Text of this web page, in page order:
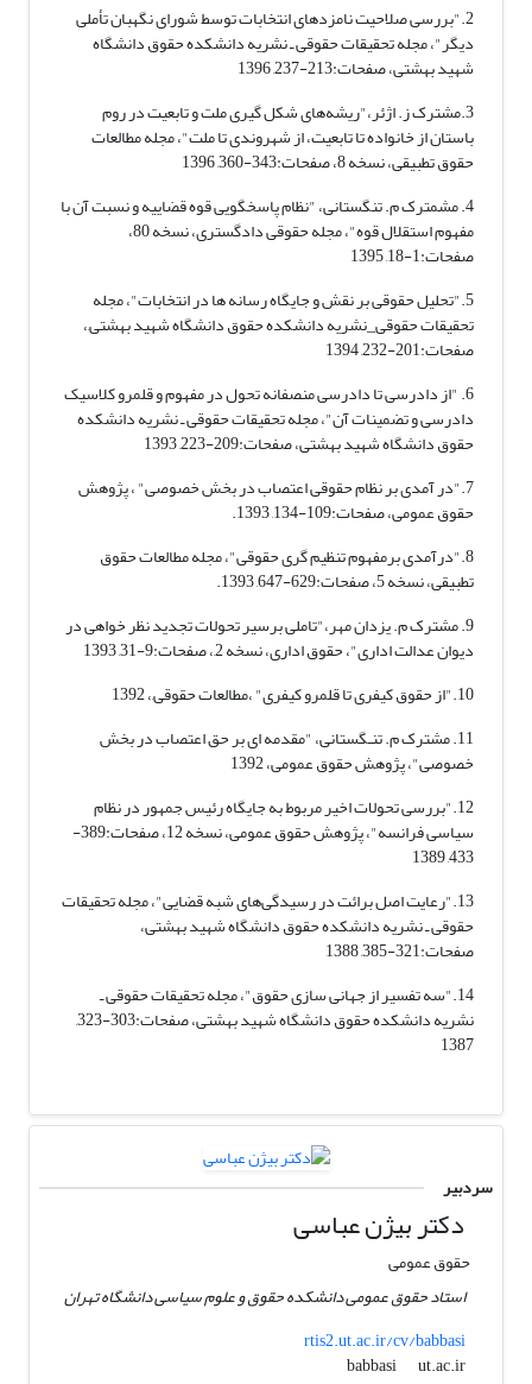
2."بررسی صلاحیت نامزدهای انتخابات توسط شورای نگهبان تأملی
دیگر"، مجله تحقیقات حقوقی ـ نشریه دانشکده حقوق دانشگاه
شهید بهشتی، صفحات:213-237, 1396
3.مشترک ز. اژئر،"ریشه‌های شکل گیری ملت و تابعیت در روم
باستان از خانواده تا تابعیت، از شهروندی تا ملت"، مجله مطالعات
حقوق تطبیقی، نسخه 8، صفحات:343-360, 1396
4. مشمترک م. تنگستانی، "نظام پاسخگویی قوه قضاییه و نسبت آن با
مفهوم استقلال قوه"، مجله حقوقی دادگستری، نسخه 80،
صفحات:1-18, 1395
5."تحلیل حقوقی بر نقش و جایگاه رسانه ها در انتخابات"، مجله
تحقیقات حقوقی_نشریه دانشکده حقوق دانشگاه شهید بهشتی,،
صفحات:201-232, 1394
6. "از دادرسی تا دادرسی منصفانه تحول در مفهوم و قلمرو کلاسیک
دادرسی و تضمینات آن"، مجله تحقیقات حقوقی ـ نشریه دانشکده
حقوق دانشگاه شهید بهشتی، صفحات:209-223, 1393
7."در آمدی بر نظام حقوقی اعتصاب در بخش خصوصی" ، پژوهش
حقوق عمومی، صفحات:109-134, 1393.
8."درآمدی برمفهوم تنظیم گری حقوقی"، مجله مطالعات حقوق
تطبیقی، نسخه 5، صفحات:629-647, 1393.
9. مشترک م. یزدان مهر،"تاملی برسیر تحولات تجدید نظر خواهی در
دیوان عدالت اداری"، حقوق اداری، نسخه 2,، صفحات:9-31, 1393
10."از حقوق کیفری تا قلمرو کیفری" ،مطالعات حقوقی,، 1392
11. مشترک م. تنـگستانی، "مقدمه ای بر حق اعتصاب در بخش
خصوصی"، پژوهش حقوق عمومی، 1392
12."بررسی تحولات اخیر مربوط به جایگاه رئیس جمهور در نظام
سیاسی فرانسه"، پژوهش حقوق عمومی، نسخه 12، صفحات:389-
433, 1389
13."رعایت اصل برائت در رسیدگی‌های شبه قضایی"، مجله تحقیقات
حقوقی ـ نشریه دانشکده حقوق دانشگاه شهید بهشتی،
صفحات:321-385, 1388
14."سه تفسیر از جهانی سازی حقوق"، مجله تحقیقات حقوقی ـ
نشریه دانشکده حقوق دانشگاه شهید بهشتی، صفحات:303-323,
1387
سردبیر
دکتر بیژن عباسی
حقوق عمومی
استاد حقوق عمومی دانشکده حقوق و علوم سیاسی دانشگاه تهران
rtis2.ut.ac.ir/cv/babbasi
babbasi
ut.ac.ir